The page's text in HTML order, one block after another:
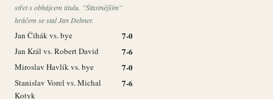
střet s obhájcem titulu. ''Šťastnějším''
hráčem se stal Jan Dehner.
Jan Čihák vs. bye 7-0
Jan Král vs. Robert David 7-6
Miroslav Havlík vs. bye 7-0
Stanislav Vorel vs. Michal
Kotyk
7-6